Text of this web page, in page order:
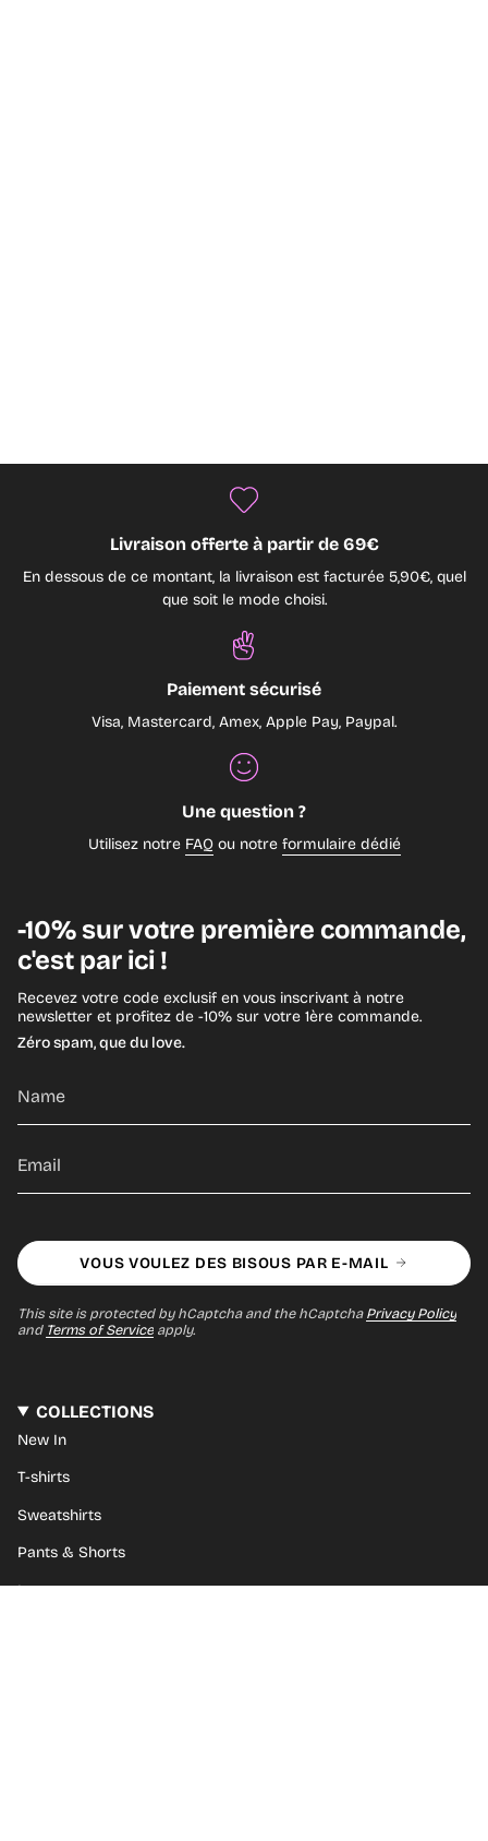
Livraison offerte à partir de 69€
En dessous de ce montant, la livraison est facturée 5,90€, quel
que soit le mode choisi.
Paiement sécurisé
Visa, Mastercard, Amex, Apple Pay, Paypal.
Une question ?
Utilisez notre FAQou notre formulaire dédié
-10% sur votre première commande,
c'est par ici !
Recevez votre code exclusif en vous inscrivant à notre
newsletter et profitez de -10% sur votre 1ère commande.
Zéro spam, que du love.
VOUS VOULEZ DES BISOUS PAR E-MAIL
This site is protected by hCaptcha and the hCaptcha Privacy Policy
and Terms of Service apply.
COLLECTIONS
New In
T-shirts
Sweatshirts
Pants & Shorts
Loungewear